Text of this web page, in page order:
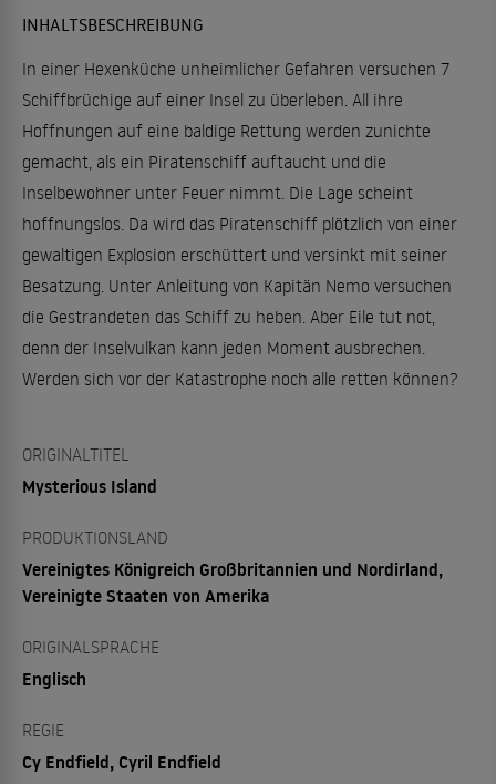
INHALTSBESCHREIBUNG
In einer Hexenküche unheimlicher Gefahren versuchen 7
Schiffbrüchige auf einer Insel zu überleben. All ihre
Hoffnungen auf eine baldige Rettung werden zunichte
gemacht, als ein Piratenschiff auftaucht und die
Inselbewohner unter Feuer nimmt. Die Lage scheint
hoffnungslos. Da wird das Piratenschiff plötzlich von einer
gewaltigen Explosion erschüttert und versinkt mit seiner
Besatzung. Unter Anleitung von Kapitän Nemo versuchen
die Gestrandeten das Schiff zu heben. Aber Eile tut not,
denn der Inselvulkan kann jeden Moment ausbrechen.
Werden sich vor der Katastrophe noch alle retten können?
ORIGINALTITEL
Mysterious Island
PRODUKTIONSLAND
Vereinigtes Königreich Großbritannien und Nordirland,
Vereinigte Staaten von Amerika
ORIGINALSPRACHE
Englisch
REGIE
Cy Endfield, Cyril Endfield